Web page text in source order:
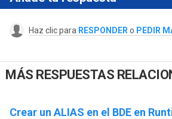
Haz clic para RESPONDER o PEDIR
MÁS RESPUESTAS
Crear un ALIAS en el BDE en